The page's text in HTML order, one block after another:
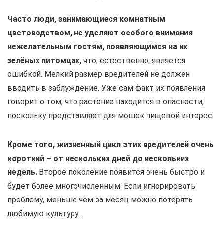
Часто люди, занимающиеся комнатным
цветоводством, не уделяют особого внимания
нежелательным гостям, появляющимся на их
зелёных питомцах, что, естественно, является
ошибкой. Мелкий размер вредителей не должен
вводить в заблуждение. Уже сам факт их появления
говорит о том, что растение находится в опасности,
поскольку представляет для мошек пищевой интерес.
Кроме того, жизненный цикл этих вредителей очень
короткий – от нескольких дней до нескольких
недель. Второе поколение появится очень быстро и
будет более многочисленным. Если игнорировать
проблему, меньше чем за месяц можно потерять
любимую культуру.